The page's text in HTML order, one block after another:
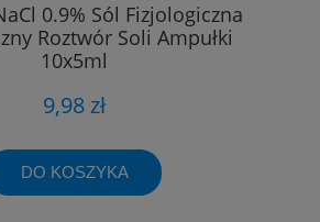
0.9% Sól Fizjologiczna
Roztwór Soli Ampułki
10x5ml
9,98 zł
DO KOSZYKA